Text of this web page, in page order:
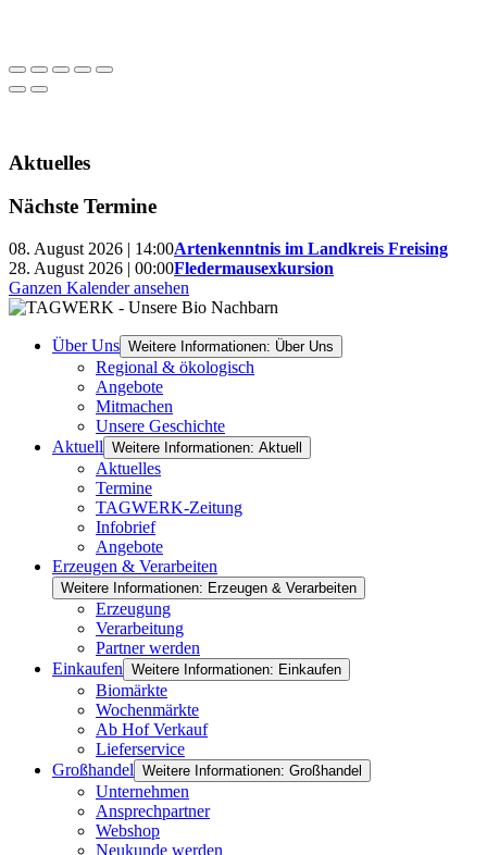
Aktuelles
Nächste Termine
08. August 2026 | 14:00Artenkenntnis im Landkreis Freising
28. August 2026 | 00:00Fledermausexkursion
Ganzen Kalender ansehen
Über Uns Weitere Informationen: Über Uns
Regional & ökologisch
Angebote
Mitmachen
Unsere Geschichte
Aktuell Weitere Informationen: Aktuell
Aktuelles
Termine
TAGWERK-Zeitung
Infobrief
Angebote
Erzeugen & Verarbeiten
Weitere Informationen: Erzeugen & Verarbeiten
Erzeugung
Verarbeitung
Partner werden
Einkaufen Weitere Informationen: Einkaufen
Biomärkte
Wochenmärkte
Ab Hof Verkauf
Lieferservice
Großhandel Weitere Informationen: Großhandel
Unternehmen
Ansprechpartner
Webshop
Neukunde werden